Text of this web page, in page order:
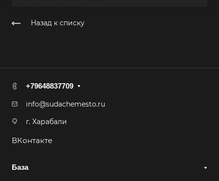
Назад к списку
+79648837709
info@sudachemesto.ru
г. Харабали
ВКонтакте
База